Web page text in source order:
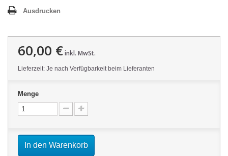
Ausdrucken
60,00 €inkl. MwSt.
Lieferzeit: Je nach Verfügbarkeit beim Lieferanten
Menge
In den Warenkorb